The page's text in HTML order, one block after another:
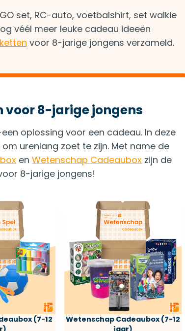
set, RC-auto, voetbalshirt, set walkie
véél meer leuke cadeau ideeën
voor 8-jarige jongens verzameld.
voor 8-jarige jongens
oplossing voor een cadeau. In deze
urenlang zoet te zijn. Met name de
enWetenschap Cadeaubox zijn de
8-jarige jongens!
(7-12
Wetenschap Cadeaubox (7-12
jaar)